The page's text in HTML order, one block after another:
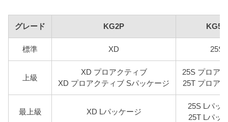
グレード KG2P KG5P
標準 XD 25S
上級
XD プロアクティブ
XD プロアクティブ Sパッケージ
25S プロア
25T プロア
最上級 XD Lパッケージ
25S Lパッ
25T Lパッ